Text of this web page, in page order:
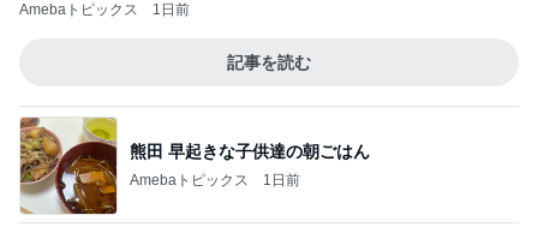
Amebaトピックス 1日前
記事を読む
熊田 早起きな子供達の朝ごはん
Amebaトピックス 1日前